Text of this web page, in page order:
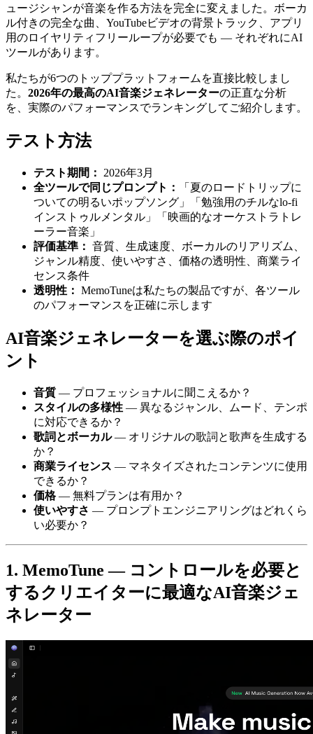
ュージシャンが音楽を作る方法を完全に変えました。ボーカ
ル付きの完全な曲、YouTubeビデオの背景トラック、アプリ
用のロイヤリティフリーループが必要でも — それぞれにAI
ツールがあります。
私たちが6つのトッププラットフォームを直接比較しまし
た。 2026年の最高のAI音楽ジェネレーターの正直な分析
を、実際のパフォーマンスでランキングしてご紹介します。
テスト方法
テスト期間：
2026年3月
全ツールで同じプロンプト：
「夏のロードトリップに
ついての明るいポップソング」「勉強用のチルなlo-fi
インストゥルメンタル」「映画的なオーケストラトレ
ーラー音楽」
評価基準： 音質、生成速度、ボーカルのリアリズム、
ジャンル精度、使いやすさ、価格の透明性、商業ライ
センス条件
透明性： MemoTuneは私たちの製品ですが、各ツール
のパフォーマンスを正確に示します
AI音楽ジェネレーターを選ぶ際のポイ
ント
音質 — プロフェッショナルに聞こえるか？
スタイルの多様性 — 異なるジャンル、ムード、テンポ
に対応できるか？
歌詞とボーカル— オリジナルの歌詞と歌声を生成する
か？
商業ライセンス — マネタイズされたコンテンツに使用
できるか？
価格— 無料プランは有用か？
使いやすさ — プロンプトエンジニアリングはどれくら
い必要か？
1. MemoTune — コントロールを必要と
するクリエイターに最適なAI音楽ジェ
ネレーター